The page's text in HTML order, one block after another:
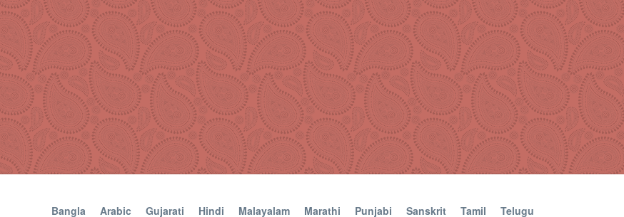
Bangla Arabic Gujarati Hindi Malayalam Marathi Punjabi Sanskrit Tamil Telugu